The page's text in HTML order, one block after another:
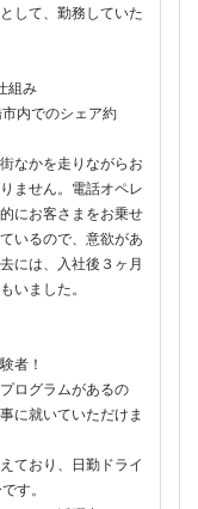
して、勤務していた
組み
内でのシェア約
なかを走りながらお
ません。電話オペレ
にお客さまをお乗せ
いるので、意欲があ
には、入社後３ヶ月
いました。
者！
ログラムがあるの
に就いていただけま
ており、日勤ドライ
す。